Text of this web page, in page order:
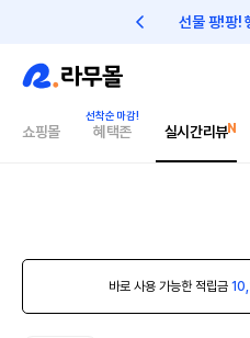
선물 팡!팡!
쇼핑몰 혜택존 실시간리뷰
바로 사용 가능한 적립금